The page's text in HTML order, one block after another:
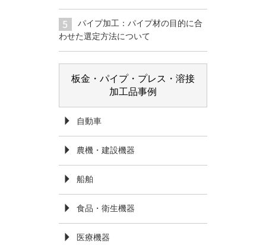
パイプ加工：パイプ材の目的に合
わせた選定方法について
板金・パイプ・プレス・溶接
加工品事例
自動車
農機・建設機器
船舶
食品・衛生機器
医療機器